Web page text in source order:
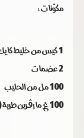
مكوّنات :
1 كيس من خليط كايك نكهة البرتقال د. أوتكر فنواز
2 عضمات
100 مل من الحليب
100 غ مارڨرين طرية (أو زبدة)